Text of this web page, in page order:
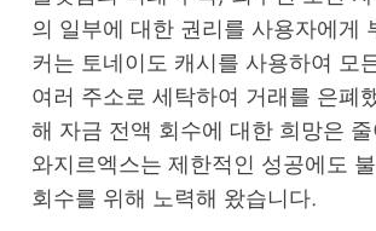
의 일부에 대한 권리를 사용자에게
커는 토네이도 캐시를 사용하여 모
여러 주소로 세탁하여 거래를 은폐
해 자금 전액 회수에 대한 희망은
와지르엑스는 제한적인 성공에도
회수를 위해 노력해 왔습니다.